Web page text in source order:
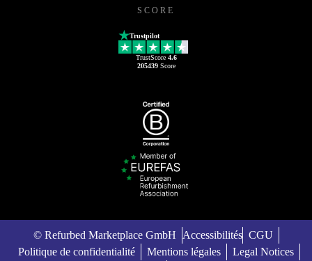
SCORE
Trustpilot
TrustScore 4.6
205439Score
© Refurbed Marketplace GmbH Accessibilités CGU
Politique de confidentialité
Mentions légales Legal Notices